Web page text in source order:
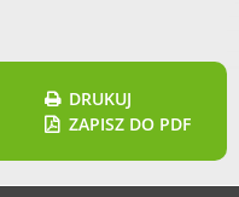
DRUKUJ
ZAPISZ DO PDF